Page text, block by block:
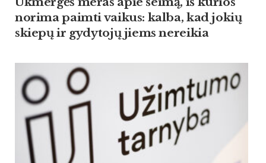
norima paimti vaikus: kalba, kad jokių
skiepų ir gydytojų jiems nereikia